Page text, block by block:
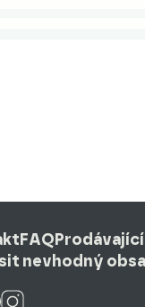
FAQProdávající
nevhodný